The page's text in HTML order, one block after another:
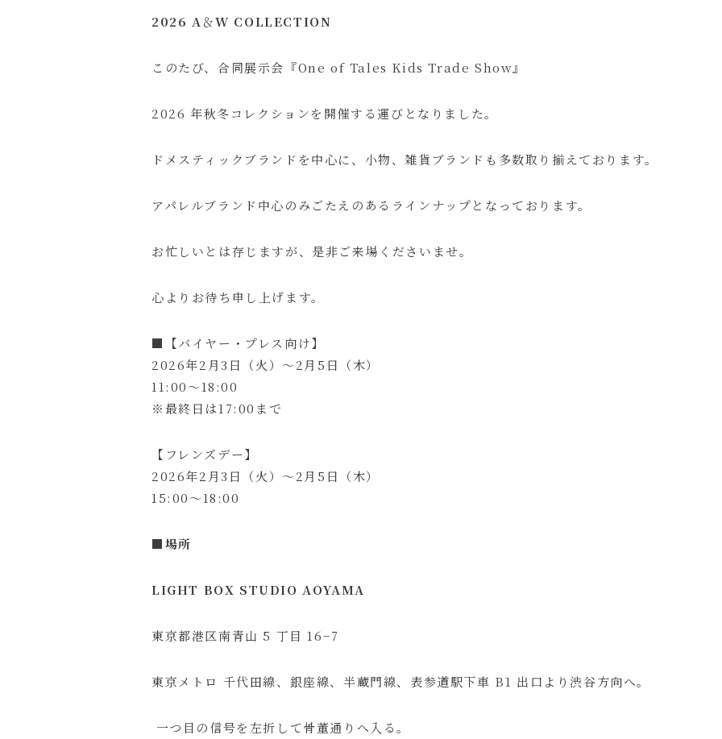
2026 A ＆W COLLECTION
このたび、合同展示会『One of Tales Kids Trade Show』
2026 年秋冬コレクションを開催する運びとなりました。
ドメスティックブランドを中心に、小物、雑貨ブランドも多数取り揃えております。
アパレルブランド中心のみごたえのあるラインナップとなっております。
お忙しいとは存じますが、是非ご来場くださいませ。
心よりお待ち申し上げます。
■【バイヤー・プレス向け】
2026年2月3日（火）～2月5日（木）
11:00～18:00
※最終日は17:00まで
【フレンズデー】
2026年2月3日（火）～2月5日（木）
15:00～18:00
■場所
LIGHT BOX STUDIO AOYAMA
東京都港区南青山 5 丁目 16−7
東京メトロ 千代田線、銀座線、半蔵門線、表参道駅下車 B1 出口より渋谷方向へ。
一つ目の信号を左折して骨董通りへ入る。